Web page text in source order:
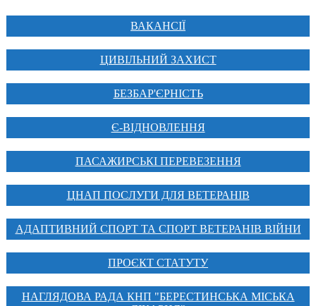
ВАКАНСІЇ
ЦИВІЛЬНИЙ ЗАХИСТ
БЕЗБАР'ЄРНІСТЬ
Є-ВІДНОВЛЕННЯ
ПАСАЖИРСЬКІ ПЕРЕВЕЗЕННЯ
ЦНАП ПОСЛУГИ ДЛЯ ВЕТЕРАНІВ
АДАПТИВНИЙ СПОРТ ТА СПОРТ ВЕТЕРАНІВ ВІЙНИ
ПРОЄКТ СТАТУТУ
НАГЛЯДОВА РАДА КНП "БЕРЕСТИНСЬКА МІСЬКА